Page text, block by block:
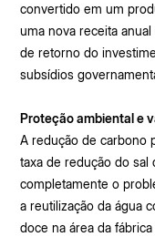
convertido em um
uma nova receita
de retorno do
subsídios
Proteção ambiental e
A redução de carbono
taxa de redução do
completamente o
a reutilização da água
doce na área da